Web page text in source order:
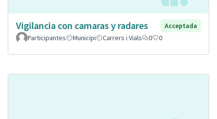
Vigilancia con camaras y radares
Acceptada
Participantes
Municipi Carrers i Vials 0 0